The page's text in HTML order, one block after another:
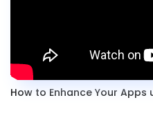
How to Enhance Your Apps